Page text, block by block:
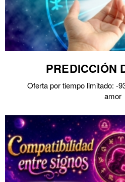
PREDICCIÓN
Oferta por tiempo limitado: -
amor